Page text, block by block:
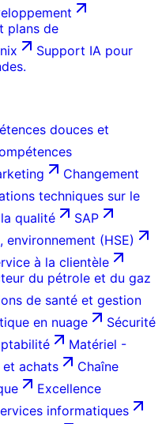
plans de
Support IA pour
douces et
Changement
techniques sur le
qualité
SAP
environnement (HSE)
à la clientèle
du pétrole et du gaz
de santé et gestion
en nuage
Sécurité
Matériel -
achats
Chaîne
Excellence
informatiques